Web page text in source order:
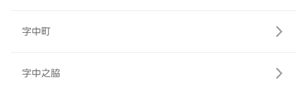
字中町
字中之脇